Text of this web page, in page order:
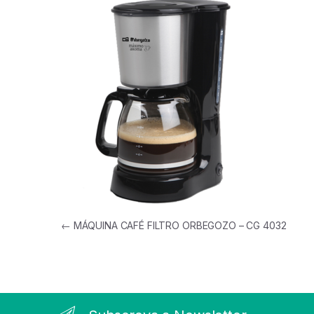
Navegação de artigos
← MÁQUINA CAFÉ FILTRO ORBEGOZO – CG 4032